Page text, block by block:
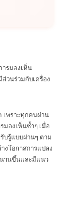
รมองเห็น
วนร่วมกับเครื่อง
เพราะทุกคนผ่าน
มองเห็นซ้ำๆ เมื่อ
บรู้แบบผ่านๆ ตาม
งโอกาสการแปลง
นานขึ้นและมีแนว